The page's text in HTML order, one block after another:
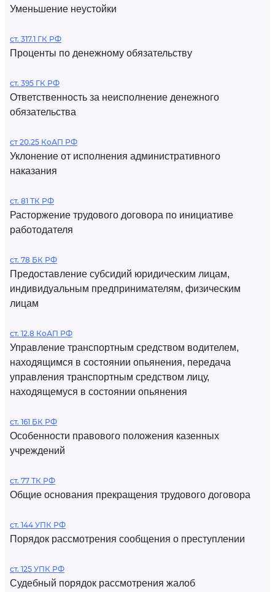
Уменьшение неустойки
ст. 317.1 ГК РФ
Проценты по денежному обязательству
ст. 395 ГК РФ
Ответственность за неисполнение денежного
обязательства
ст 20.25 КоАП РФ
Уклонение от исполнения административного
наказания
ст. 81 ТК РФ
Расторжение трудового договора по инициативе
работодателя
ст. 78 БК РФ
Предоставление субсидий юридическим лицам,
индивидуальным предпринимателям, физическим
лицам
ст. 12.8 КоАП РФ
Управление транспортным средством водителем,
находящимся в состоянии опьянения, передача
управления транспортным средством лицу,
находящемуся в состоянии опьянения
ст. 161 БК РФ
Особенности правового положения казенных
учреждений
ст. 77 ТК РФ
Общие основания прекращения трудового договора
ст. 144 УПК РФ
Порядок рассмотрения сообщения о преступлении
ст. 125 УПК РФ
Судебный порядок рассмотрения жалоб